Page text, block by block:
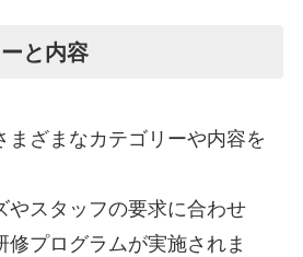
と内容
まざまなカテゴリーや内容を
やスタッフの要求に合わせ
修プログラムが実施されま